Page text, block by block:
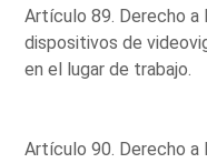
Artículo 89. Derecho a
dispositivos de
en el lugar de trabajo.
Artículo 90. Derecho a